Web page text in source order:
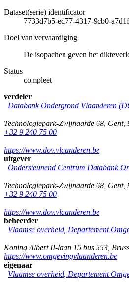
Dataset(serie) identificator
7733d7b5-ed77-4317-9cb0-
Doel van vervaardiging
De isopachen geven het
Status
compleet
verdeler
Databank Ondergrond Vlaanderen
Technologiepark-Zwijnaarde 68 Gent,
+32 9 240 75 00
https://www.dov.vlaanderen.be
uitgever
Ondersteunend Centrum Databank
Technologiepark-Zwijnaarde 68 Gent,
+32 9 240 75 00
https://www.dov.vlaanderen.be
beheerder
Vlaamse overheid, Departement
Koning Albert II-laan 15 bus 553
https://www.omgevingvlaanderen.be
eigenaar
Vlaamse overheid, Departement